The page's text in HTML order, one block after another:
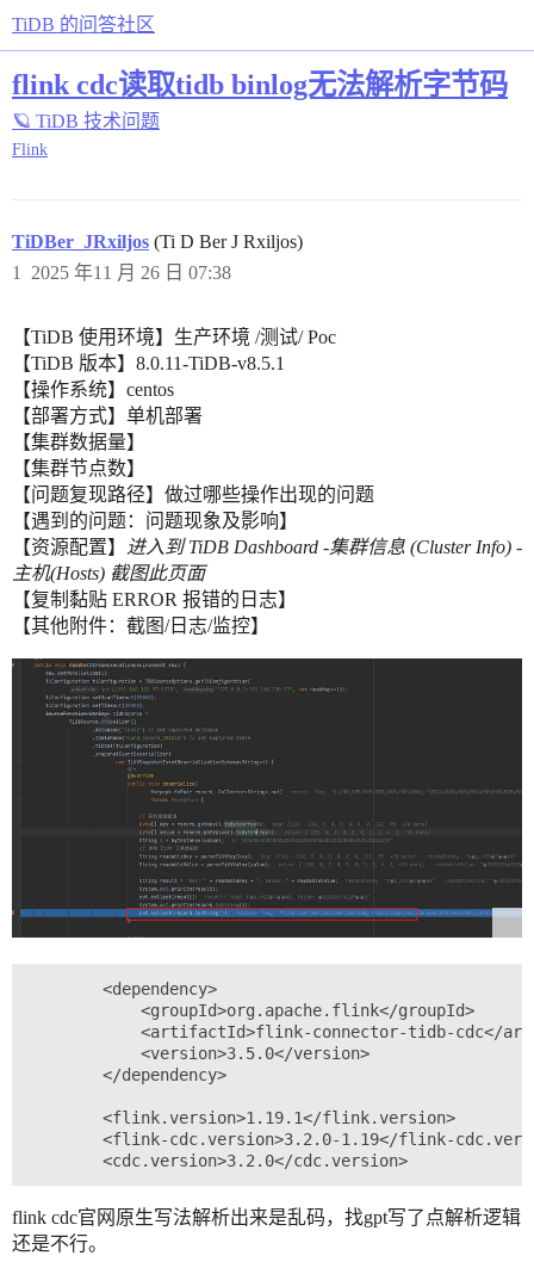
TiDB 的问答社区
flink cdc读取tidb binlog无法解析字节码
🪐 TiDB 技术问题
Flink
TiDBer_JRxiljos (Ti D Ber J Rxiljos)
2025 年11 月 26 日 07:38
1
【TiDB 使用环境】生产环境 /测试/ Poc
【TiDB 版本】8.0.11-TiDB-v8.5.1
【操作系统】centos
【部署方式】单机部署
【集群数据量】
【集群节点数】
【问题复现路径】做过哪些操作出现的问题
【遇到的问题：问题现象及影响】
【资源配置】
进入到 TiDB Dashboard -集群信息 (Cluster Info) -
主机(Hosts) 截图此页面
【复制黏贴 ERROR 报错的日志】
【其他附件：截图/日志/监控】
        <dependency>
            <groupId>org.apache.flink</groupId>
<artifactId>flink-connector-tidb-cdc</
            <version>3.5.0</version>
        </dependency>
        <flink.version>1.19.1</flink.version>
<flink-cdc.version>3.2.0-1.19</flink-
flink cdc官网原生写法解析出来是乱码，找gpt写了点解析逻辑
还是不行。